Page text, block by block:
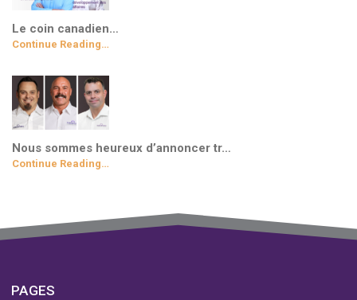
Le coin canadien…
Continue Reading…
Nous sommes heureux d’annoncer tr…
Continue Reading…
PAGES